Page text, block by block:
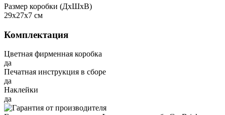
Размер коробки (ДxШxВ)
29x27x7 см
Комплектация
Цветная фирменная коробка
да
Печатная инструкция в сборе
да
Наклейки
да